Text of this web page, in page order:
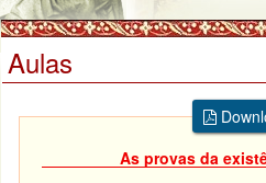
Aulas
As provas da